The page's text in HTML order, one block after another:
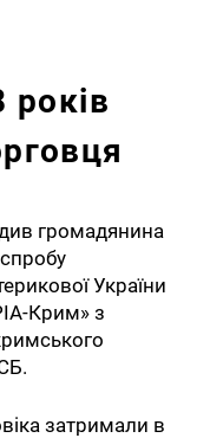
громадянина
України
Крим» з
затримали в